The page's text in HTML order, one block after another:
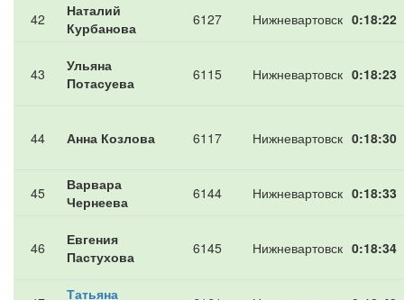
42
Наталий
Курбанова
6127 Нижневартовск 0:18:22
43
Ульяна
Потасуева
6115 Нижневартовск 0:18:23
44 Анна Козлова 6117 Нижневартовск 0:18:30
45
Варвара
Чернеева
6144 Нижневартовск 0:18:33
46
Евгения
Пастухова
6145 Нижневартовск 0:18:34
Татьяна